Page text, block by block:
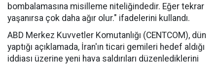
bombalamasına misilleme niteliğindedir. Eğer tekrar
yaşanırsa çok daha ağır olur." ifadelerini kullandı.
ABD Merkez Kuvvetler Komutanlığı (CENTCOM), dün
yaptığı açıklamada, İran'ın ticari gemileri hedef aldığı
iddiası üzerine yeni hava saldırıları düzenlediklerini